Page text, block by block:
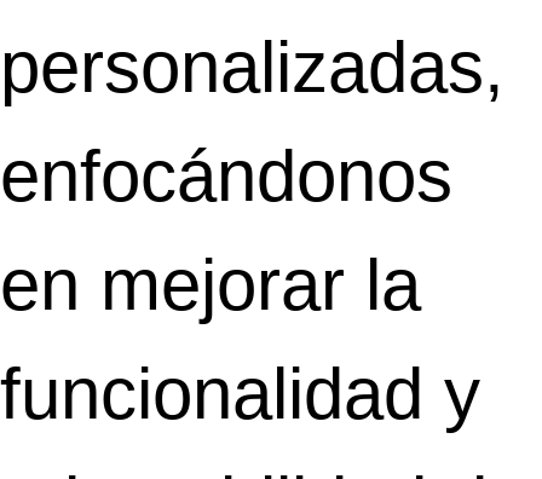
personalizadas,
enfocándonos
en mejorar la
funcionalidad y